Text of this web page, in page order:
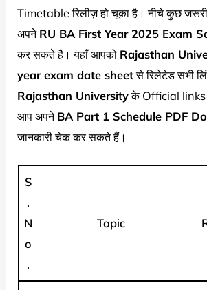
Timetable रिलीज़ हो चूका है। नीचे कुछ
अपने RU BA First Year 2025 Exam
कर सकते है। यहाँ आपको Rajasthan
year exam date sheetसे रिलेटेड सभी
Rajasthan Universityके Official links
आप अपने BA Part 1 Schedule PDF
जानकारी चेक कर सकते हैं।
S
.
N
o
.
Topic